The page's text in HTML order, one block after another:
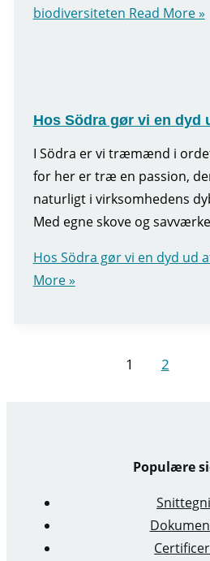
biodiversiteten Read More »
Hos Södra gør vi en dyd
I Södra er vi træmænd i
for her er træ en passion,
naturligt i virksomhedens
Med egne skove og
Hos Södra gør vi en dyd ud
More »
1 2
Populære